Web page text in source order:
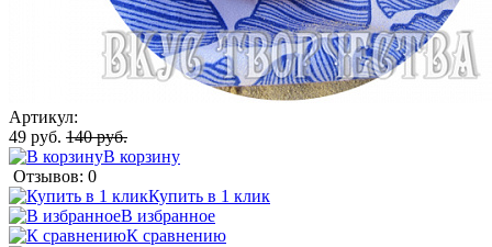
Артикул:
49 руб. 140 руб.
В корзину
Отзывов: 0
Купить в 1 клик
В избранное
К сравнению